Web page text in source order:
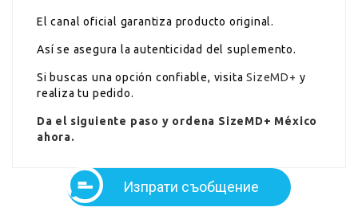
El canal oficial garantiza producto original.
Así se asegura la autenticidad del suplemento.
Si buscas una opción confiable, visitaSizeMD+ y
realiza tu pedido.
Da el siguiente paso y ordena SizeMD+ México
ahora.
Изпрати съобщение